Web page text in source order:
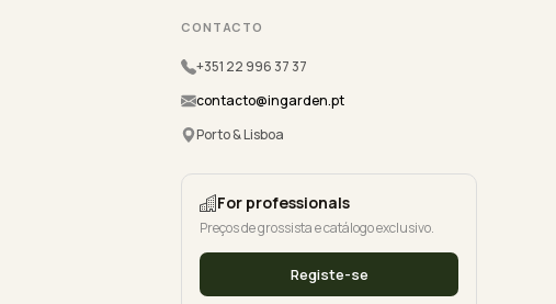
CONTACTO
+351 22 996 37 37
contacto@ingarden.pt
Porto & Lisboa
For professionals
Preços de grossista e catálogo exclusivo.
Registe-se